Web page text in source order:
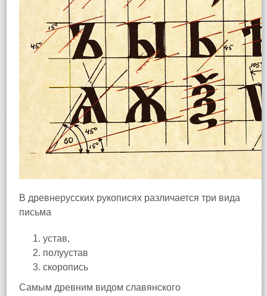
В древнерусских рукописях различается три вида
письма
устав,
полуустав
скоропись
Самым древним видом славянского